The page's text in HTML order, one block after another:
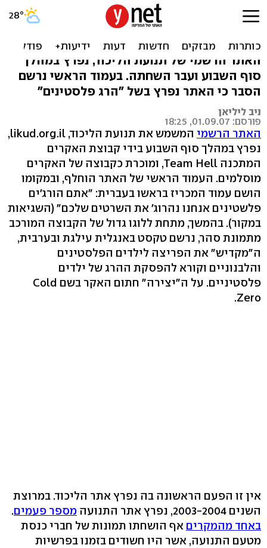
אתר הליכוד נפרץ בידי
האקרים מוסלמים
האתר הרשמי של תנועת הליכוד, נפרץ במהלך
סוף השבוע ועבר השחתה. בעמוד הראשי נרשם
הסבר כי האתר נפרץ בשל "הרג פלסטינים"
ניב ליליאן
פורסם: 01.09.07, 18:25
האתר הרשמי
המשמש את תנועת הליכוד, likud.org.il,
נפרץ במהלך סוף השבוע בידי קבוצת האקרים
המתכנה Team Hell, ומוכרת כקבוצה של האקרים
מוסלמים. העמוד הראשי של האתר הוחלף, ובמקומו
הושם עמוד המכריז בראשו בעברית: "אתם הורג'ים
פלשטינים אנחנו נהרוג' את השרטים שלכם" (השגיאות
במקור). בהמשך, מתחת ללוגו גדול של הקבוצה המורכב
מתמונת סהר, נרשם טקסט באנגלית עילגת ובערבית,
ה"מקדיש" את הפריצה לילדים הפלסטינים
והלבנוניים וקורא להפסקת ההרג של ילדים
פלסטיניים. על ה"יצירה" חתום האקר בשם Cold
Zero.
אין זו הפעם הראשונה בה נפרץ אתר הליכוד. במרוצת
השנים 2003-2004, נפרץ אתר התנועה
מספר פעמים.
באחד מהמקרים אף הושחתו תמונות של חברי כנסת
מטעם התנועה, אשר היו חשודים בזמנו בפרשיות